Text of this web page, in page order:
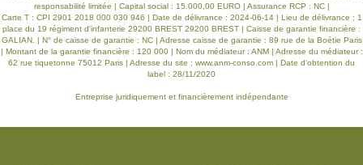
responsabilité limitée | Capital social : 15.000,00 EURO | Assurance RCP : NC |
Carte T : CPI 2901 2018 000 030 946 | Date de délivrance : 2024-06-14 | Lieu de délivrance : 1
place du 19 régiment d'infanterie 29200 BREST 29200 BREST | Caisse de garantie financière :
GALIAN. | N° de caisse de garantie : NC | Adresse caisse de garantie : 89 rue de la Boétie Paris
| Montant de la garantie financière : 120 000 | Nom du médiateur : ANM | Adresse du médiateur :
62 rue tiquetonne 75012 Paris | Adresse du site : www.anm-conso.com | Date d'obtention du
label : 28/11/2020
Entreprise juridiquement et financièrement indépendante